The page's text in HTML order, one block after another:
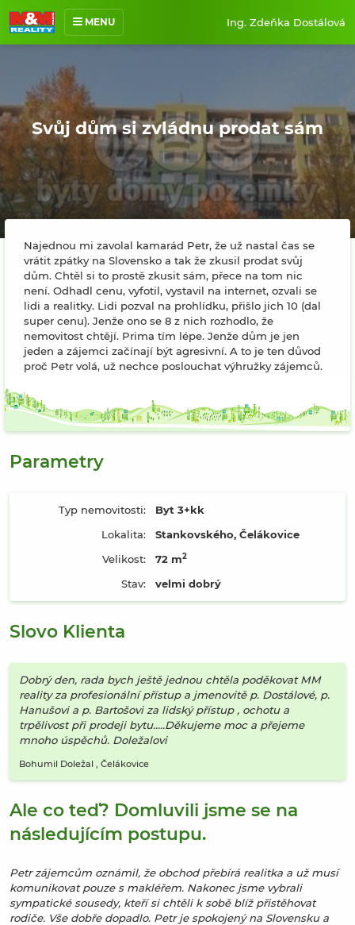
MENU
Nabídka nemovitostí
Prodané nemovitosti
Reference
Jak pracuji
Kontakt
Ing. Zdeňka Dostálová
Svůj dům si zvládnu prodat sám
Najednou mi zavolal kamarád Petr, že už nastal čas se
vrátit zpátky na Slovensko a tak že zkusil prodat svůj
dům. Chtěl si to prostě zkusit sám, přece na tom nic
není. Odhadl cenu, vyfotil, vystavil na internet, ozvali se
lidi a realitky. Lidi pozval na prohlídku, přišlo jich 10 (dal
super cenu). Jenže ono se 8 z nich rozhodlo, že
nemovitost chtějí. Prima tím lépe. Jenže dům je jen
jeden a zájemci začínají být agresivní. A to je ten důvod
proč Petr volá, už nechce poslouchat výhružky zájemců.
Parametry
Typ nemovitosti:
Byt 3+kk
Lokalita:
Stankovského, Čelákovice
Velikost:
72 m2
Stav: velmi dobrý
Slovo Klienta
Dobrý den, rada bych ještě jednou chtěla poděkovat MM
reality za profesionální přístup a jmenovitě p. Dostálové, p.
Hanušovi a p. Bartošovi za lidský přístup , ochotu a
trpělivost při prodeji bytu.....Děkujeme moc a přejeme
mnoho úspěchů. Doležalovi
Bohumil Doležal , Čelákovice
Ale co teď? Domluvili jsme se na
následujícím postupu.
Petr zájemcům oznámil, že obchod přebírá realitka a už musí
komunikovat pouze s makléřem. Nakonec jsme vybrali
sympatické sousedy, kteří si chtěli k sobě blíž přistěhovat
rodiče. Vše dobře dopadlo. Petr je spokojený na Slovensku a